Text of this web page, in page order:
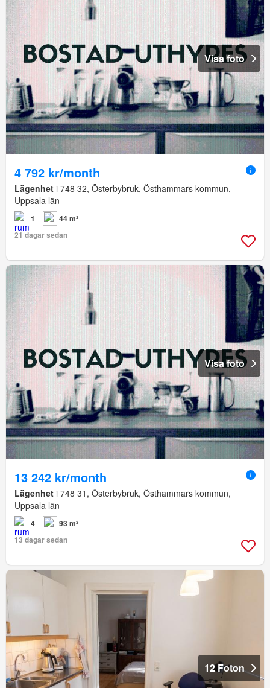
Visa foto
4 792 kr/month
Lägenhet i 748 32, Österbybruk, Östhammars kommun,
Uppsala län
1
44 m²
21 dagar sedan
Visa foto
13 242 kr/month
Lägenhet i 748 31, Österbybruk, Östhammars kommun,
Uppsala län
4
93 m²
13 dagar sedan
12 Foton